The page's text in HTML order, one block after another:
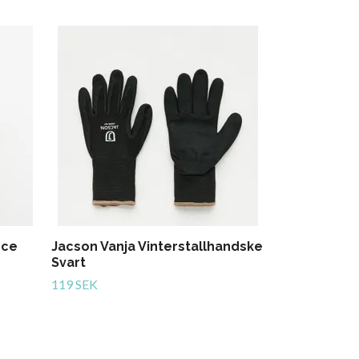
Jacson Vanja Vinterstallhandske
Svart
119 SEK